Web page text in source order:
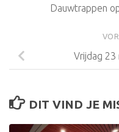
Dauwtrappen
Vrijdag 23
DIT VIND JE